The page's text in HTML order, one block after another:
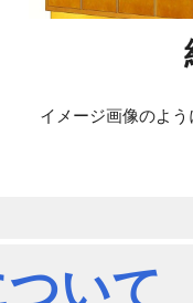
イメージ画像のよう
ついて